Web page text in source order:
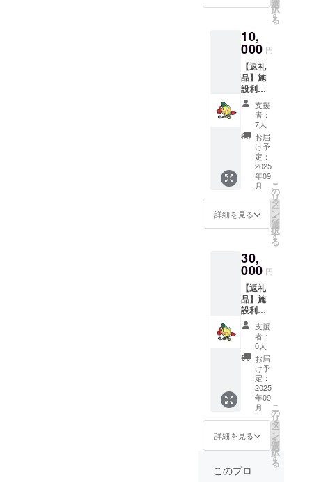
定：2025年9月
つき サ
アップ
TOKYO
クラウ
ドファ
ンディ
ングを
ご支援
いただ
いた皆
さまへ
の感謝
を込め
て、 グ
リップ
交換時
にご利
用いた
トをご
用意し
まし
た。 さ
らに、
感謝の
気持ち
と施設
改修の
進捗を
お伝え
する
「お礼
のメッ
セー
ジ」と
「プロ
過報
選
択
す
る
10,
000 円
【返礼
品】施
設利用
回数券
（5回
分）
［通常
15,000
円相当
→ 支援
者特別
価格
10,000
円］ ＋
お礼の
メッ
＆プロ
ジェク
トの経
過報告
つき サ
ムズ
アップ
TOKYO
の施設
をお得
にご利
用いた
だけ
る、回
数券（5
回分）
をご用
通常価
格より
支援
者：
7人
お届
け予
定：
2025
年09
月
詳細を見る
こ
の
リ
タ
ー
ン
を
選
択
す
る
30,
000 円
【返礼
品】施
設利用
回数券
（15回
分）
［通常
45,000
円相当
→ 支援
者特別
価格
30,000
円］ ＋
お礼の
メッ
セージ
＆プロ
支援
者：
0人
お届
け予
定：
2025
年09
月
詳細を見る
こ
の
リ
タ
ー
ン
を
選
択
す
る
このプロ